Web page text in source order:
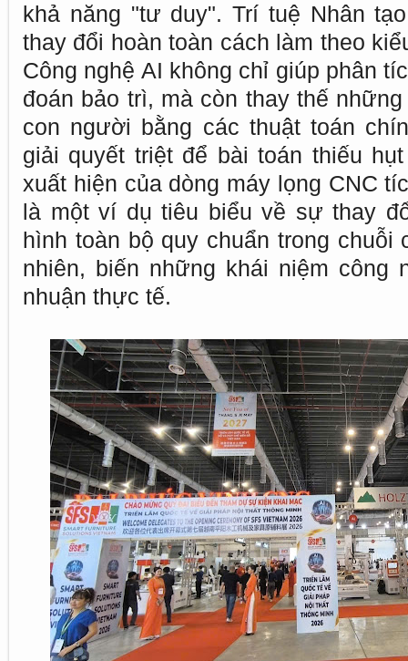
khả năng "tư duy". Trí tuệ Nhân
thay đổi hoàn toàn cách làm theo
Công nghệ AI không chỉ giúp phân
đoán bảo trì, mà còn thay thế
con người bằng các thuật toán
giải quyết triệt để bài toán thiếu
xuất hiện của dòng máy lọng CNC
là một ví dụ tiêu biểu về sự thay
hình toàn bộ quy chuẩn trong
nhiên, biến những khái niệm công
nhuận thực tế.